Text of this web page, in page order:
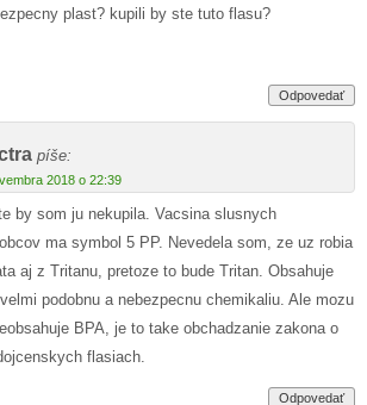
plast? kupili by ste tuto flasu?
Odpovedať
píše:
2018 o 22:39
by som ju nekupila. Vacsina slusnych
ma symbol 5 PP. Nevedela som, ze uz robia
aj z Tritanu, pretoze to bude Tritan. Obsahuje
podobnu a nebezpecnu chemikaliu. Ale mozu
BPA, je to take obchadzanie zakona o
flasiach.
Odpovedať